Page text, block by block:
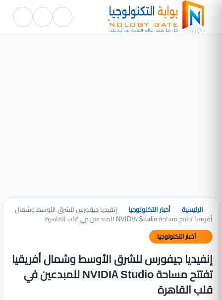
الرئيسية أخبار التكنولوجيا إنفيديا جيفورس للشرق الأوسط وشمال
أفريقيا تفتتح مساحة NVIDIA Studio للمبدعين في قلب القاهرة
أخبار التكنولوجيا
إنفيديا جيفورس للشرق الأوسط وشمال أفريقيا
تفتتح مساحة NVIDIA Studio للمبدعين في
قلب القاهرة